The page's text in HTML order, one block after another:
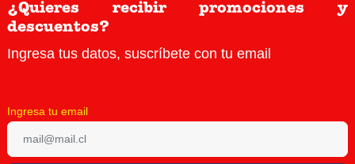
¿Quieres recibir promociones y
descuentos?
Ingresa tus datos, suscríbete con tu email
Ingresa tu email